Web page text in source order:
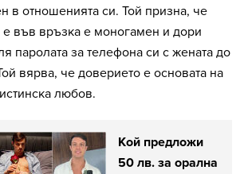
в отношенията си. Той призна, че
е във връзка е моногамен и дори
паролата за телефона си с жената до
вярва, че доверието е основата на
любов.
Кой предложи
50 лв. за орална